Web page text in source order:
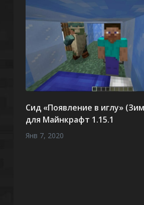
Сид «Появление в иглу»
для Майнкрафт 1.15.1
Янв 7, 2020